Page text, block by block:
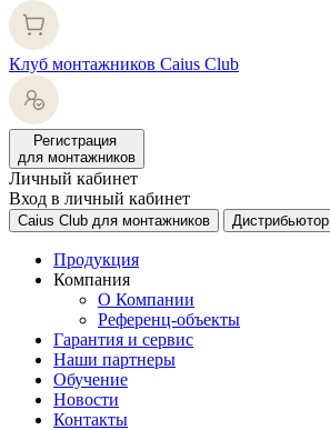
Клуб монтажников Caius Club
Регистрация
для монтажников
Личный кабинет
Вход в личный кабинет
Caius Club для монтажников Дистрибьютор
Продукция
Компания
О Компании
Референц-объекты
Гарантия и сервис
Наши партнеры
Обучение
Новости
Контакты